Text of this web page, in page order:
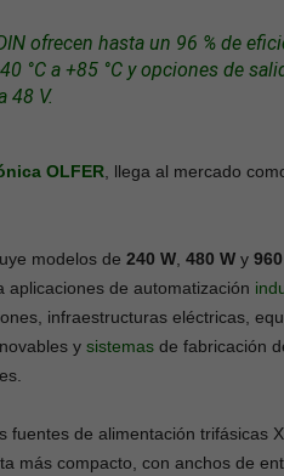
ofrecen hasta un 96 % de
°C a +85 °C y opciones de
48 V.
OLFER , llega al mercado
modelos de 240 W 480 W y
aplicaciones de automatización
infraestructuras eléctricas,
y sistemas de fabricación
fuentes de alimentación trifásicas
más compacto, con anchos de